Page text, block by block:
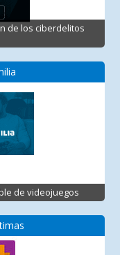
de los ciberdelitos
de videojuegos